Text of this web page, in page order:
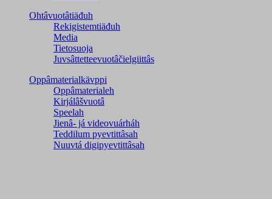
Ohtâvuotâtiäđuh
Rekigistemtiäđuh
Media
Tietosuoja
Juvsâttetteevuotâčielgiittâs
Oppâmaterialkävppi
Oppâmaterialeh
Kirjálâšvuotâ
Speelah
Jienâ- já videovuárháh
Teddilum pyevtittâsah
Nuuvtá digipyevtittâsah